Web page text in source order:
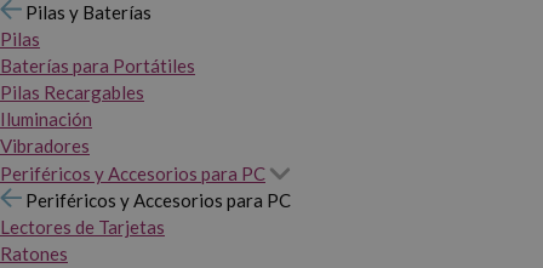
Pilas y Baterías
Pilas
Baterías para Portátiles
Pilas Recargables
Iluminación
Vibradores
Periféricos y Accesorios para PC
Periféricos y Accesorios para PC
Lectores de Tarjetas
Ratones